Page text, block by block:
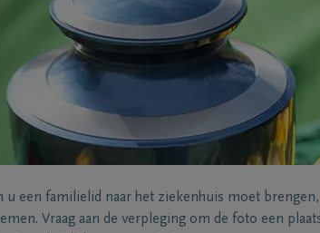
u een familielid naar het ziekenhuis moet
Vraag aan de verpleging om de foto een